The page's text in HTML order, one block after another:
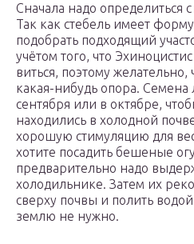
Сначала надо определиться
Так как стебель имеет
подобрать подходящий
учётом того, что
виться, поэтому
какая-нибудь опора. Семена
сентября или в октябре,
находились в холодной
хорошую стимуляцию для
хотите посадить бешеные
предварительно надо
холодильнике. Затем их
сверху почвы и полить
землю не нужно.